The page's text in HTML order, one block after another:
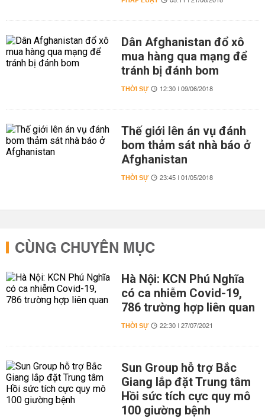
Dân Afghanistan đổ xô
mua hàng qua mạng để
tránh bị đánh bom
THỜI SỰ 12:30 | 09/06/2018
Thế giới lên án vụ đánh
bom thảm sát nhà báo ở
Afghanistan
THỜI SỰ 23:45 | 01/05/2018
CÙNG CHUYÊN MỤC
Hà Nội: KCN Phú Nghĩa
có ca nhiễm Covid-19,
786 trường hợp liên quan
THỜI SỰ 22:30 | 27/07/2021
Sun Group hỗ trợ Bắc
Giang lắp đặt Trung tâm
Hồi sức tích cực quy mô
100 giường bệnh